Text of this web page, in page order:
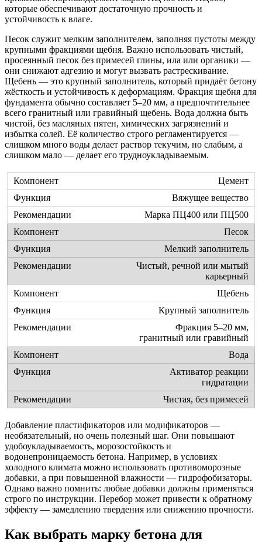
которые обеспечивают достаточную прочность и
устойчивость к влаге.
Песок служит мелким заполнителем, заполняя пустоты между
крупными фракциями щебня. Важно использовать чистый,
просеянный песок без примесей глины, ила или органики —
они снижают адгезию и могут вызвать растрескивание.
Щебень — это крупный заполнитель, который придаёт бетону
жёсткость и устойчивость к деформациям. Фракция щебня для
фундамента обычно составляет 5–20 мм, а предпочтительнее
всего гранитный или гравийный щебень. Вода должна быть
чистой, без масляных пятен, химических загрязнений и
избытка солей. Её количество строго регламентируется —
слишком много воды делает раствор текучим, но слабым, а
слишком мало — делает его трудноукладываемым.
Цемент
Вяжущее вещество
Марка ПЦ400 или ПЦ500
Песок
Мелкий заполнитель
Чистый, речной или мытый
карьерный
Щебень
Крупный заполнитель
Фракция 5–20 мм,
гранитный или гравийный
Вода
Активатор реакции
гидратации
Чистая, без примесей
Добавление пластификаторов или модификаторов —
необязательный, но очень полезный шаг. Они повышают
удобоукладываемость, морозостойкость и
водонепроницаемость бетона. Например, в условиях
холодного климата можно использовать противоморозные
добавки, а при повышенной влажности — гидрофобизаторы.
Однако важно помнить: любые добавки должны применяться
строго по инструкции. Перебор может привести к обратному
эффекту — замедлению твердения или снижению прочности.
Как выбрать марку бетона для